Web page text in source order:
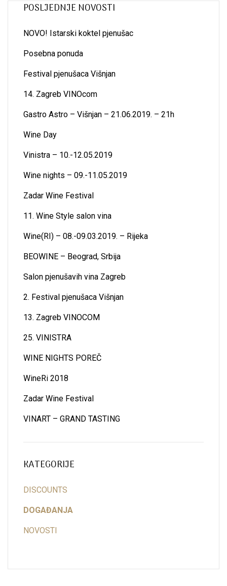
POSLJEDNJE NOVOSTI
NOVO! Istarski koktel pjenušac
Posebna ponuda
Festival pjenušaca Višnjan
14. Zagreb VINOcom
Gastro Astro – Višnjan – 21.06.2019. – 21h
Wine Day
Vinistra – 10.-12.05.2019
Wine nights – 09.-11.05.2019
Zadar Wine Festival
11. Wine Style salon vina
Wine(RI) – 08.-09.03.2019. – Rijeka
BEOWINE – Beograd, Srbija
Salon pjenušavih vina Zagreb
2. Festival pjenušaca Višnjan
13. Zagreb VINOCOM
25. VINISTRA
WINE NIGHTS POREČ
WineRi 2018
Zadar Wine Festival
VINART – GRAND TASTING
KATEGORIJE
DISCOUNTS
DOGAĐANJA
NOVOSTI